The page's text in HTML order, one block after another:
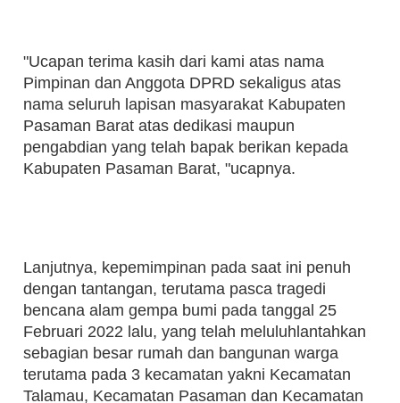
"Ucapan terima kasih dari kami atas nama
Pimpinan dan Anggota DPRD sekaligus atas
nama seluruh lapisan masyarakat Kabupaten
Pasaman Barat atas dedikasi maupun
pengabdian yang telah bapak berikan kepada
Kabupaten Pasaman Barat, "ucapnya.
Lanjutnya, kepemimpinan pada saat ini penuh
dengan tantangan, terutama pasca tragedi
bencana alam gempa bumi pada tanggal 25
Februari 2022 lalu, yang telah meluluhlantahkan
sebagian besar rumah dan bangunan warga
terutama pada 3 kecamatan yakni Kecamatan
Talamau, Kecamatan Pasaman dan Kecamatan